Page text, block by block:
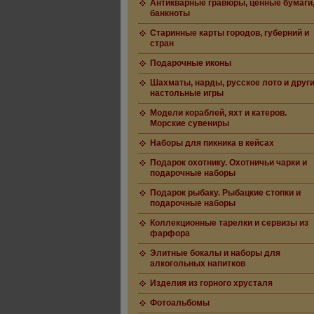
Антикварные гравюры, ценные бумаги,
банкноты
Старинные карты городов, губерний и
стран
Подарочные иконы
Шахматы, нарды, русское лото и
настольные игры
Модели кораблей, яхт и катеров.
Морские сувениры
Наборы для пикника в кейсах
Подарок охотнику. Охотничьи чарки и
подарочные наборы
Подарок рыбаку. Рыбацкие стопки и
подарочные наборы
Коллекционные тарелки и сервизы из
фарфора
Элитные бокалы и наборы для
алкогольных напитков
Изделия из горного хрусталя
Фотоальбомы